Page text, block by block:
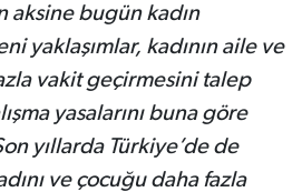
aksine bugün kadın
yaklaşımlar, kadının aile ve
vakit geçirmesini talep
yasalarını buna göre
yıllarda Türkiye’de de
ve çocuğu daha fazla